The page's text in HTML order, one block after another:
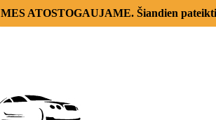
MES ATOSTOGAUJAME. Šiandien